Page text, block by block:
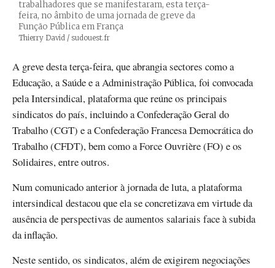
trabalhadores que se manifestaram, esta terça-
feira, no âmbito de uma jornada de greve da
Função Pública em França
Créditos
Thierry David / sudouest.fr
A greve desta terça-feira, que abrangia sectores como a
Educação, a Saúde e a Administração Pública, foi convocada
pela Intersindical, plataforma que reúne os principais
sindicatos do país, incluindo a Confederação Geral do
Trabalho (CGT) e a Confederação Francesa Democrática do
Trabalho (CFDT), bem como a Force Ouvrière (FO) e os
Solidaires, entre outros.
Num comunicado anterior à jornada de luta, a plataforma
intersindical destacou que ela se concretizava em virtude da
ausência de perspectivas de aumentos salariais face à subida
da inflação.
Neste sentido, os sindicatos, além de exigirem negociações